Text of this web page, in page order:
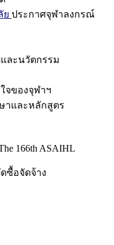
ย ประกาศจุฬาลงกรณ์
ละนวัตกรรม
จของจุฬาฯ
าและหลักสูตร
166th ASAIHL
ซื้อจัดจ้าง